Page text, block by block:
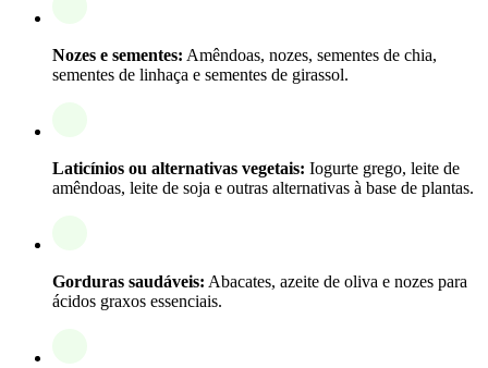
Nozes e sementes: Amêndoas, nozes, sementes de chia,
sementes de linhaça e sementes de girassol.
Laticínios ou alternativas vegetais: Iogurte grego, leite de
amêndoas, leite de soja e outras alternativas à base de plantas.
Gorduras saudáveis: Abacates, azeite de oliva e nozes para
ácidos graxos essenciais.